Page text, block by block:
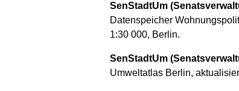
SenStadtUm
Datenspeicher
1:30 000, Berlin.
SenStadtUm
Umweltatlas Berlin,